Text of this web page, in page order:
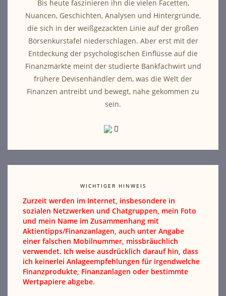
Bis heute faszinieren ihn die vielen Facetten,
Nuancen, Geschichten, Analysen und Hintergründe,
die sich in der weißgezackten Linie auf der großen
Börsenkurstafel niederschlagen. Aber erst mit der
Entdeckung der psychologischen Einflüsse auf die
Finanzmärkte meint der studierte Bankfachwirt und
frühere Devisenhändler dem, was die Welt der
Finanzen antreibt und bewegt, nahe gekommen zu
sein.
WICHTIGER HINWEIS
Zurzeit werden im Internet, insbesondere in
sozialen Netzwerken und Chatgruppen, mein Foto
und mein Name im Zusammenhang mit
Aktientipps/Finanzanlagen, auch unter Angabe
einer falschen Mobilnummer, missbräuchlich
verwendet. Ich weise ausdrücklich darauf hin, dass
ich keinerlei Anlageempfehlungen für irgendwelche
Finanzprodukte, Finanzanlagen oder bestimmte
Wertpapiere abgebe.